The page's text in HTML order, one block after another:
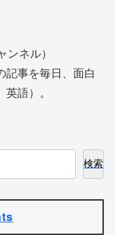
ネル）
記事を毎日、面白
語）。
検索